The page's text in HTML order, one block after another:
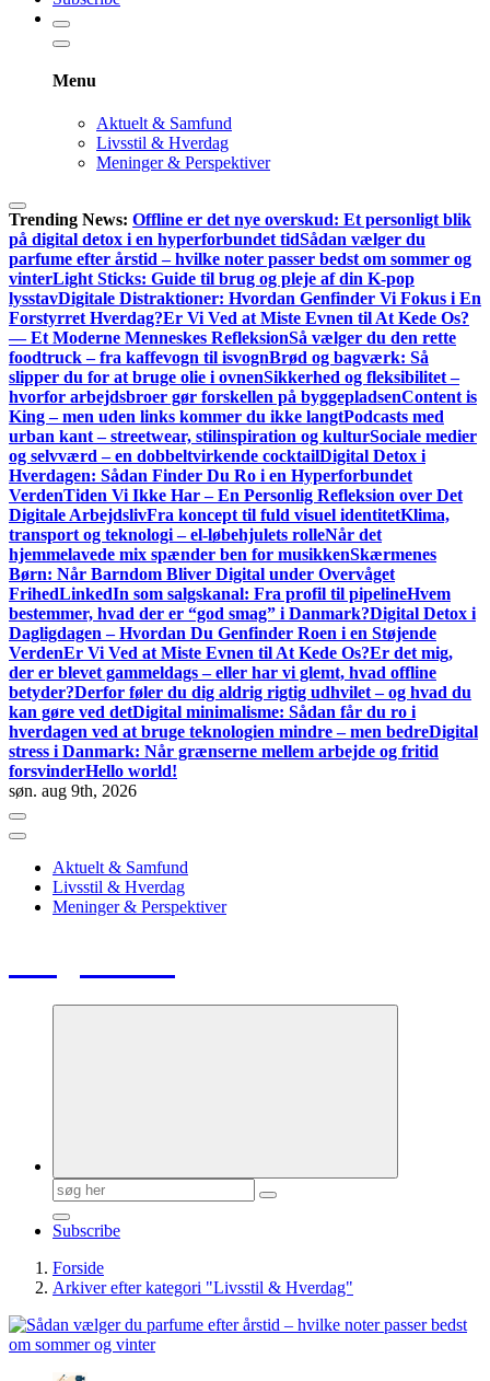
Menu
Aktuelt & Samfund
Livsstil & Hverdag
Meninger & Perspektiver
Trending News: Offline er det nye overskud: Et personligt blik
på digital detox i en hyperforbundet tidSådan vælger du
parfume efter årstid – hvilke noter passer bedst om sommer og
vinterLight Sticks: Guide til brug og pleje af din K-pop
lysstavDigitale Distraktioner: Hvordan Genfinder Vi Fokus i En
Forstyrret Hverdag?Er Vi Ved at Miste Evnen til At Kede Os?
— Et Moderne Menneskes RefleksionSå vælger du den rette
foodtruck – fra kaffevogn til isvognBrød og bagværk: Så
slipper du for at bruge olie i ovnenSikkerhed og fleksibilitet –
hvorfor arbejdsbroer gør forskellen på byggepladsenContent is
King – men uden links kommer du ikke langtPodcasts med
urban kant – streetwear, stilinspiration og kulturSociale medier
og selvværd – en dobbeltvirkende cocktailDigital Detox i
Hverdagen: Sådan Finder Du Ro i en Hyperforbundet
VerdenTiden Vi Ikke Har – En Personlig Refleksion over Det
Digitale ArbejdslivFra koncept til fuld visuel identitetKlima,
transport og teknologi – el-løbehjulets rolleNår det
hjemmelavede mix spænder ben for musikkenSkærmenes
Børn: Når Barndom Bliver Digital under Overvåget
FrihedLinkedIn som salgskanal: Fra profil til pipelineHvem
bestemmer, hvad der er “god smag” i Danmark?Digital Detox i
Dagligdagen – Hvordan Du Genfinder Roen i en Støjende
VerdenEr Vi Ved at Miste Evnen til At Kede Os?Er det mig,
der er blevet gammeldags – eller har vi glemt, hvad offline
betyder?Derfor føler du dig aldrig rigtig udhvilet – og hvad du
kan gøre ved detDigital minimalisme: Sådan får du ro i
hverdagen ved at bruge teknologien mindre – men bedreDigital
stress i Danmark: Når grænserne mellem arbejde og fritid
forsvinderHello world!
søn. aug 9th, 2026
Aktuelt & Samfund
Livsstil & Hverdag
Meninger & Perspektiver
Søg
efter:
Subscribe
Forside
Arkiver efter kategori "Livsstil & Hverdag"